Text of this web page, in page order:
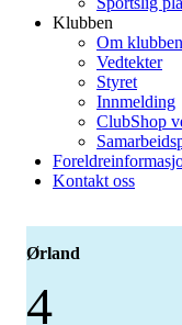
Klubben
Om klubben
Vedtekter
Styret
Innmelding
ClubShop
Kontakt oss
Ørland
4